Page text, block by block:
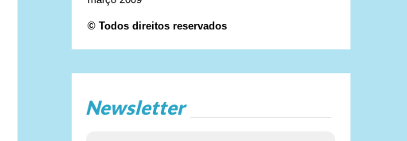
© Todos direitos reservados
Newsletter